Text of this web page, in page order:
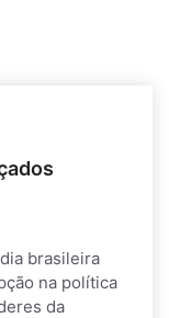
brasileira
na política
da